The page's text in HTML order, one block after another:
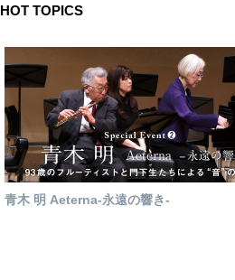
HOT TOPICS
青木 明 Aeterna-永遠の響き-